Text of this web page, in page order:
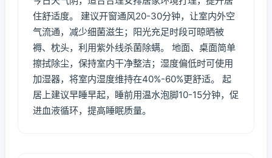
住舒适度。 建议开窗通风20-30分钟，让室内外空
气流通，减少细菌滋生；阳光充足时段可晾晒被
褥、枕头，利用紫外线杀菌除螨。 地面、桌面简单
擦拭除尘，保持室内干净整洁；湿度偏低时可使用
加湿器，将室内湿度维持在40%-60%更舒适。 起
居上建议早睡早起，睡前用温水泡脚10-15分钟，促
进血液循环，提高睡眠质量。